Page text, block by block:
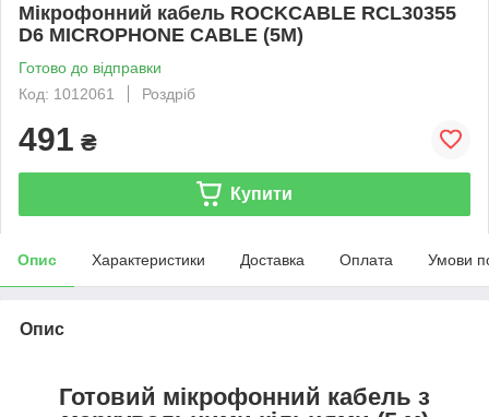
Мікрофонний кабель ROCKCABLE RCL30355
D6 MICROPHONE CABLE (5M)
Готово до відправки
Код: 1012061
Роздріб
491 ₴
Купити
Опис Характеристики Доставка Оплата Умови
Опис
Готовий мікрофонний кабель з